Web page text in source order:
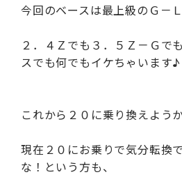
今回のベースは最上級のＧ－
２．４Ｚでも３．５Ｚ－Ｇで
スでも何でもイケちゃいます♪
これから２０に乗り換えよう
現在２０にお乗りで気分転換
な！という方も、